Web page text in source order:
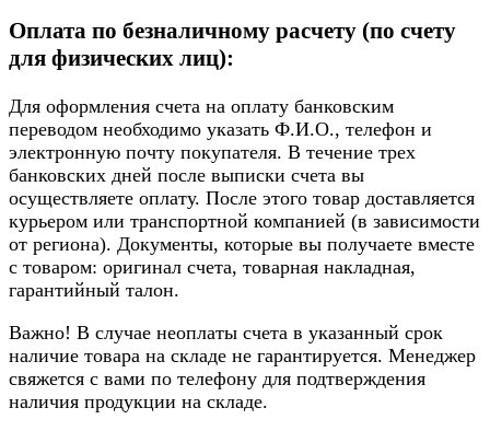
Оплата по безналичному расчету (по счету
для физических лиц):
Для оформления счета на оплату банковским
переводом необходимо указать Ф.И.О., телефон и
электронную почту покупателя. В течение трех
банковских дней после выписки счета вы
осуществляете оплату. После этого товар доставляется
курьером или транспортной компанией (в зависимости
от региона). Документы, которые вы получаете вместе
с товаром: оригинал счета, товарная накладная,
гарантийный талон.
Важно! В случае неоплаты счета в указанный срок
наличие товара на складе не гарантируется. Менеджер
свяжется с вами по телефону для подтверждения
наличия продукции на складе.